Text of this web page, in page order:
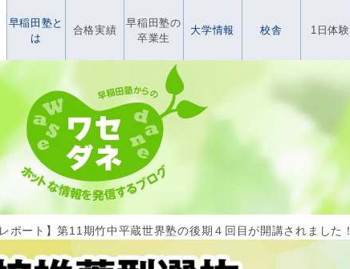
早稲田塾と
は
合格実績
早稲田塾の
卒業生
大学情報 校舎 1日体験
ポート】第11期竹中平蔵世界塾の後期４回目が開講されました！